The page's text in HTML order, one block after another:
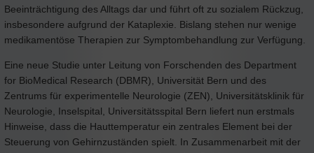
Beeinträchtigung des Alltags dar und führt oft zu sozialem Rückzug,
insbesondere aufgrund der Kataplexie. Bislang stehen nur wenige
medikamentöse Therapien zur Symptombehandlung zur Verfügung.
Eine neue Studie unter Leitung von Forschenden des Department
for BioMedical Research (DBMR), Universität Bern und des
Zentrums für experimentelle Neurologie (ZEN), Universitätsklinik für
Neurologie, Inselspital, Universitätsspital Bern liefert nun erstmals
Hinweise, dass die Hauttemperatur ein zentrales Element bei der
Steuerung von Gehirnzuständen spielt. In Zusammenarbeit mit der